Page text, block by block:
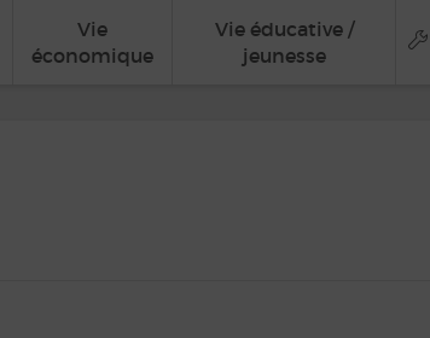
Vie
économique
Vie éducative /
jeunesse